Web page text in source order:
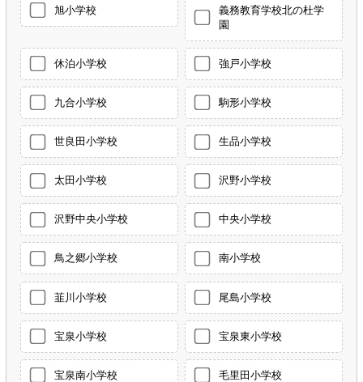
旭小学校
義務教育学校北の杜学
園
休泊小学校 強戸小学校
九合小学校 駒形小学校
世良田小学校 生品小学校
太田小学校 沢野小学校
沢野中央小学校 中央小学校
鳥之郷小学校 南小学校
韮川小学校 尾島小学校
宝泉小学校 宝泉東小学校
宝泉南小学校 毛里田小学校